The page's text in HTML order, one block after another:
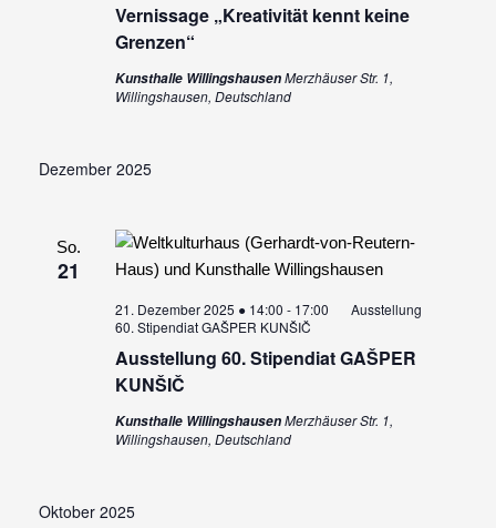
Vernissage „Kreativität kennt keine
Grenzen“
Kunsthalle WillingshausenMerzhäuser Str. 1,
Willingshausen, Deutschland
Dezember 2025
So.
21
Ausstellung 60. Stipendiat GAŠPER
KUNŠIČ
21. Dezember 2025 ● 14:00 - 17:00
Ausstellung
60. Stipendiat GAŠPER KUNŠIČ
Kunsthalle WillingshausenMerzhäuser Str. 1,
Willingshausen, Deutschland
Oktober 2025